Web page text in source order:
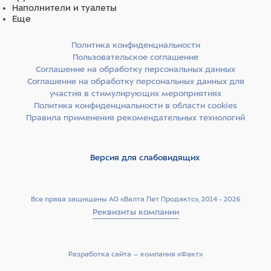
глицинат, хелат меди глицинат, комплекс метионина
цинка, комплекс метионина марганца, йодат кальция,
B2, ниацин, витамин B6, витамин B12, DL-α-токоферола
ацетат, D-пантотенат кальция, D-биотин, фолиевая
кислота, дрожжи (обогащенные селеном), холина
хлорид), фруктоолигосахариды, таурин.
Наполнители и туалеты
Еще
Все права защищены АО «Валта Пет Продактс», 2014 - 2026
Реквизиты компании
Политика конфиденциальности
Пользовательское соглашение
Соглашение на обработку персональных данных
Соглашение на обработку персональных данных для
участия в стимулирующих мероприятиях
Политика конфиденциальности в области cookies
Правила применения рекомендательных технологий
Версия для слабовидящих
Разработка сайта –­ компания «Факт»